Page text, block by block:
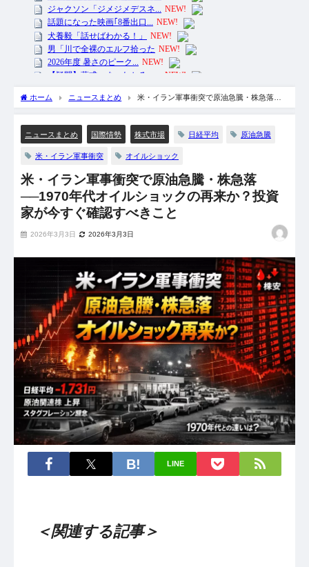
ホーム ニュースまとめ
米・イラン軍事衝突で原油急騰・株急落
ニュースまとめ 国際情勢 株式市場 日経平均 原油急騰
米・イラン軍事衝突 オイルショック
米・イラン軍事衝突で原油急騰・株急落
──1970年代オイルショックの再来か？投資
家が今すぐ確認すべきこと
2026年3月3日 2026年3月3日
LINE
＜関連する記事＞